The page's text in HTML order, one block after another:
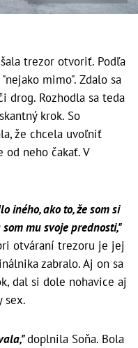
trezor otvoriť. Podľa
mimo". Zdalo sa
drog. Rozhodla sa teda
krok. So
že chcela uvoľniť
neho čakať. V
iného, ako to, že som si
mu svoje prednosti,"
otváraní trezoru je jej
zabralo. Aj on sa
dal si dole nohavice aj
sex.
doplnila Soňa. Bola